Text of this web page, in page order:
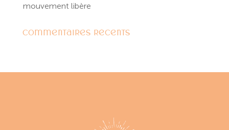
mouvement libère
Commentaires récents